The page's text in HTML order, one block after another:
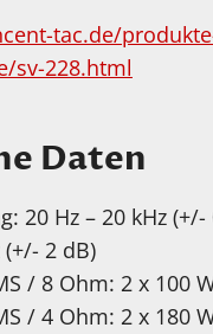
tac.de/
sv-228.html
Daten
20 Hz – 20 kHz (+/-
(+/- 2 dB)
/ 8 Ohm: 2 x 100
/ 4 Ohm: 2 x 180